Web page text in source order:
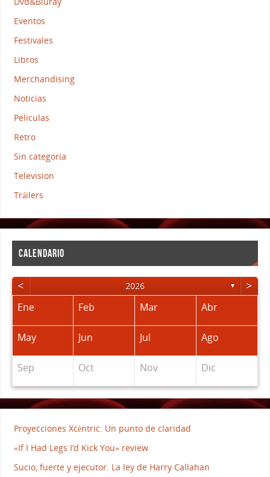
Eventos
Festivales
Libros
Merchandising
Noticias
Peliculas
Retro
Sin categoría
Television
Tráilers
CALENDARIO
< 2026 ▼ >
Ene Feb Mar Abr
May Jun Jul Ago
Sep Oct Nov Dic
Proyecciones Xcèntric: Un punto de claridad
«If I Had Legs I’d Kick You» review
Sucio, fuerte y ejecutor. La ley de Harry Callahan